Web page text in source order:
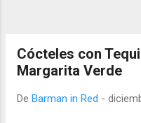
Cócteles con
Margarita Verde
De Barman in Red -